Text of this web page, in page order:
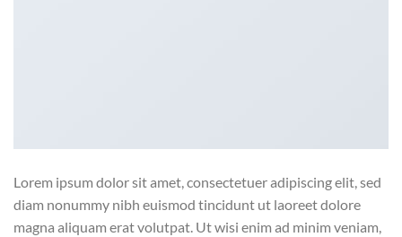
Lorem ipsum dolor sit amet, consectetuer adipiscing elit, sed
diam nonummy nibh euismod tincidunt ut laoreet dolore
magna aliquam erat volutpat. Ut wisi enim ad minim veniam,